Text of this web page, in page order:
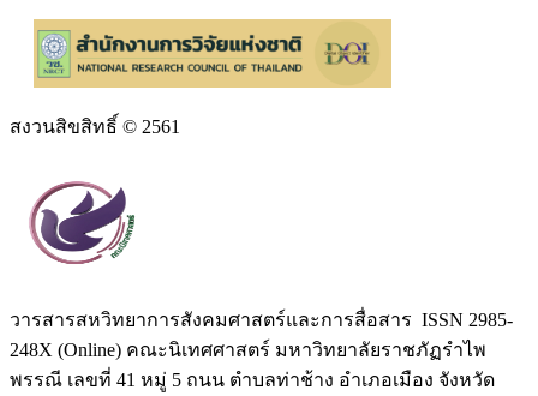
สงวนสิขสิทธิ์ © 2561
วารสารสหวิทยาการสังคมศาสตร์และการสื่อสาร ISSN 2985-
248X (Online) คณะนิเทศศาสตร์ มหาวิทยาลัยราชภัฏรำไพ
พรรณี เลขที่ 41 หมู่ 5 ถนน ตำบลท่าช้าง อำเภอเมือง จังหวัด